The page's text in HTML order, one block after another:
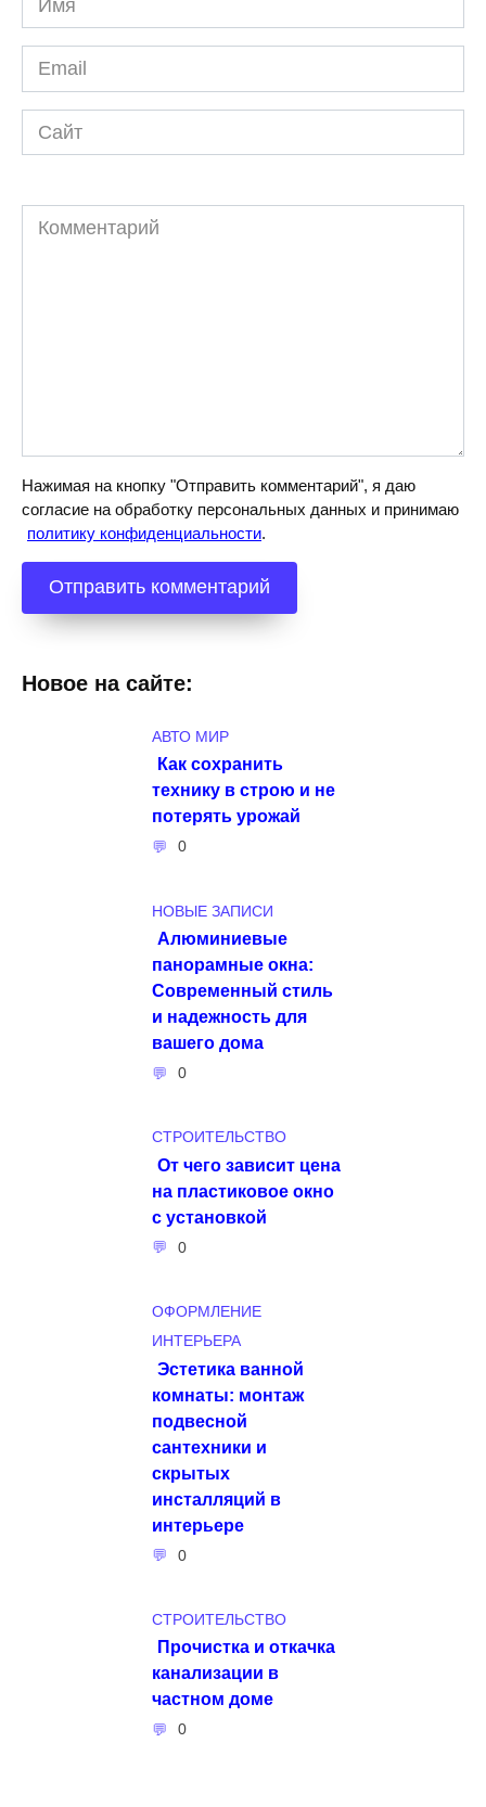
*
Email
*
Сайт
Комментарий
Нажимая на кнопку "Отправить комментарий", я даю
согласие на обработку персональных данных и принимаю
политику конфиденциальности.
Новое на сайте:
АВТО МИР
Как сохранить
технику в строю и не
потерять урожай
0
НОВЫЕ ЗАПИСИ
Алюминиевые
панорамные окна:
Современный стиль
и надежность для
вашего дома
0
СТРОИТЕЛЬСТВО
От чего зависит цена
на пластиковое окно
с установкой
0
ОФОРМЛЕНИЕ
ИНТЕРЬЕРА
Эстетика ванной
комнаты: монтаж
подвесной
сантехники и
скрытых
инсталляций в
интерьере
0
СТРОИТЕЛЬСТВО
Прочистка и откачка
канализации в
частном доме
0